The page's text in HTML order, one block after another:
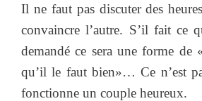
Il ne faut pas discuter des
convaincre l’autre. S’il fait ce
demandé ce sera une forme
qu’il le faut bien»… Ce n’est
fonctionne un couple heureux.